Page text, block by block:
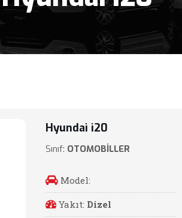
Hyundai i20
Sınıf: OTOMOBİLLER
Model:
Yakıt: Dizel